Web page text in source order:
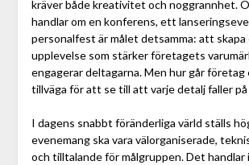
kräver både kreativitet och noggrannhet.
handlar om en konferens, ett
personalfest är målet detsamma: att skapa
upplevelse som stärker företagets
engagerar deltagarna. Men hur går
tillväga för att se till att varje detalj faller på
I dagens snabbt föränderliga värld ställs
evenemang ska vara välorganiserade,
och tilltalande för målgruppen. Det handlar